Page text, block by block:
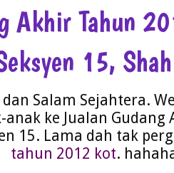
Akhir Tahun
15,
Salam Sejahtera.
ke Jualan Gudang
15. Lama dah tak
tahun 2012 kot.